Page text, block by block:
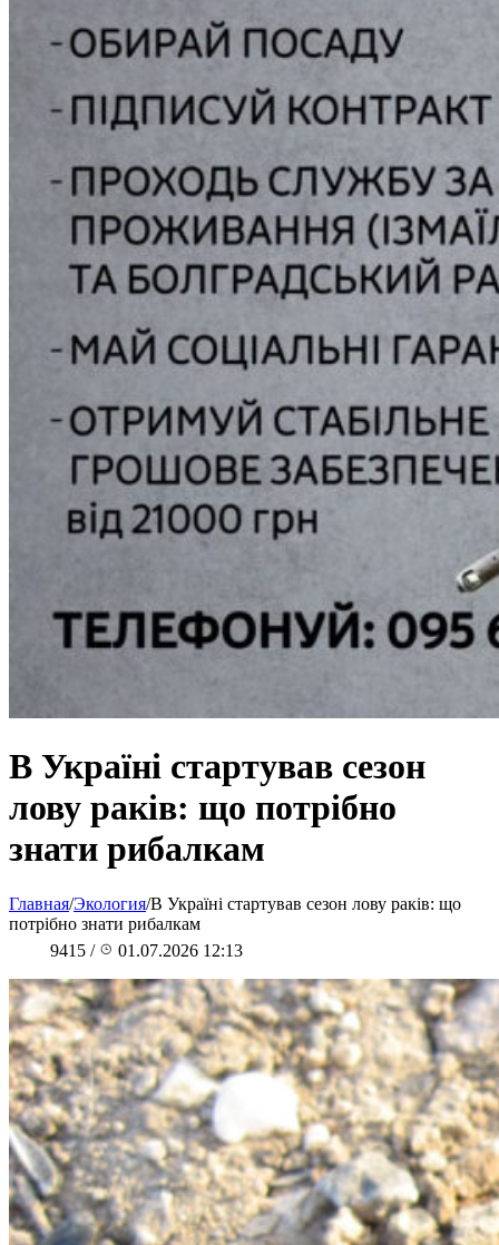
В Україні стартував сезон
лову раків: що потрібно
знати рибалкам
Главная/Экология/В Україні стартував сезон лову раків: що
потрібно знати рибалкам
9415 / 01.07.2026 12:13